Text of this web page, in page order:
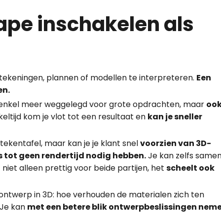
inschakelen als
plannen of modellen te interpreteren. Een
meer weggelegd voor grote opdrachten, maar
kom je vlot tot een resultaat en kan je sneller
maar kan je je klant snelvoorzien van 3D-
geen rendertijd nodig hebben.Je kan zelfs
alleen prettig voor beide partijen, het scheelt ook
in 3D: hoe verhouden de materialen zich ten
kan met een betere blik ontwerpbeslissingen